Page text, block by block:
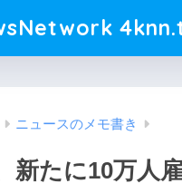
ニュースのメモ書き
新たに10万人